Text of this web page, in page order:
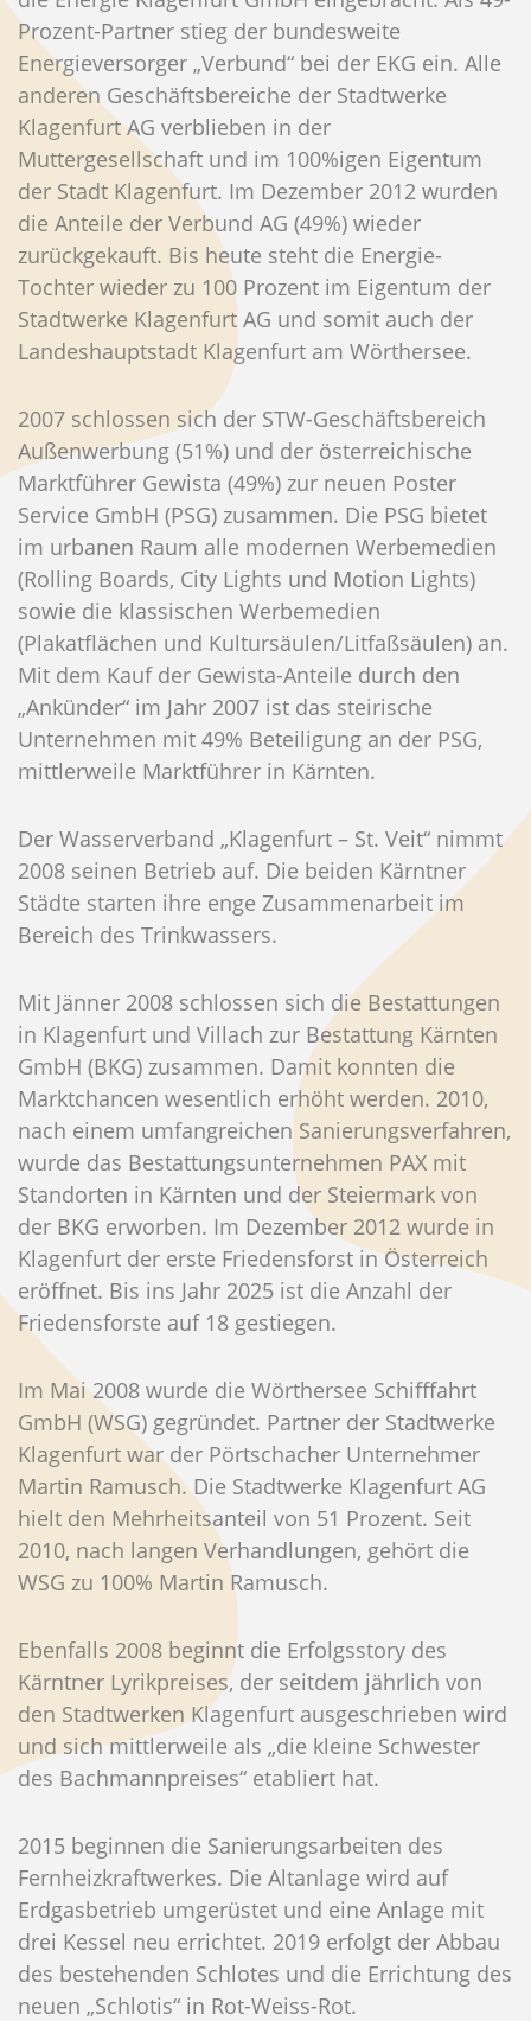
Prozent-Partner stieg der bundesweite
Energieversorger „Verbund“ bei der EKG ein. Alle
anderen Geschäftsbereiche der Stadtwerke
Klagenfurt AG verblieben in der
Muttergesellschaft und im 100%igen Eigentum
der Stadt Klagenfurt. Im Dezember 2012 wurden
die Anteile der Verbund AG (49%) wieder
zurückgekauft. Bis heute steht die Energie-
Tochter wieder zu 100 Prozent im Eigentum der
Stadtwerke Klagenfurt AG und somit auch der
Landeshauptstadt Klagenfurt am Wörthersee.
2007 schlossen sich der STW-Geschäftsbereich
Außenwerbung (51%) und der österreichische
Marktführer Gewista (49%) zur neuen Poster
Service GmbH (PSG) zusammen. Die PSG bietet
im urbanen Raum alle modernen Werbemedien
(Rolling Boards, City Lights und Motion Lights)
sowie die klassischen Werbemedien
(Plakatflächen und Kultursäulen/Litfaßsäulen) an.
Mit dem Kauf der Gewista-Anteile durch den
„Ankünder“ im Jahr 2007 ist das steirische
Unternehmen mit 49% Beteiligung an der PSG,
mittlerweile Marktführer in Kärnten.
Der Wasserverband „Klagenfurt – St. Veit“ nimmt
2008 seinen Betrieb auf. Die beiden Kärntner
Städte starten ihre enge Zusammenarbeit im
Bereich des Trinkwassers.
Mit Jänner 2008 schlossen sich die Bestattungen
in Klagenfurt und Villach zur Bestattung Kärnten
GmbH (BKG) zusammen. Damit konnten die
Marktchancen wesentlich erhöht werden. 2010,
nach einem umfangreichen Sanierungsverfahren,
wurde das Bestattungsunternehmen PAX mit
Standorten in Kärnten und der Steiermark von
der BKG erworben. Im Dezember 2012 wurde in
Klagenfurt der erste Friedensforst in Österreich
eröffnet. Bis ins Jahr 2025 ist die Anzahl der
Friedensforste auf 18 gestiegen.
Im Mai 2008 wurde die Wörthersee Schifffahrt
GmbH (WSG) gegründet. Partner der Stadtwerke
Klagenfurt war der Pörtschacher Unternehmer
Martin Ramusch. Die Stadtwerke Klagenfurt AG
hielt den Mehrheitsanteil von 51 Prozent. Seit
2010, nach langen Verhandlungen, gehört die
WSG zu 100% Martin Ramusch.
Ebenfalls 2008 beginnt die Erfolgsstory des
Kärntner Lyrikpreises, der seitdem jährlich von
den Stadtwerken Klagenfurt ausgeschrieben wird
und sich mittlerweile als „die kleine Schwester
des Bachmannpreises“ etabliert hat.
2015 beginnen die Sanierungsarbeiten des
Fernheizkraftwerkes. Die Altanlage wird auf
Erdgasbetrieb umgerüstet und eine Anlage mit
drei Kessel neu errichtet. 2019 erfolgt der Abbau
des bestehenden Schlotes und die Errichtung des
neuen „Schlotis“ in Rot-Weiss-Rot.